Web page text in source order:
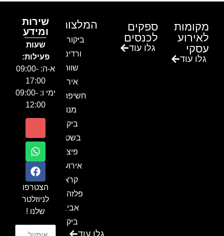
מקומות
לאירוע
עסקי
גלו עוד
ספקים
לכנסים
גלו עוד
המלצות
ביקור בגן
ורדים –
שווה!!
אירוע
חשיפה- זיו
מנור
ביקור
בשטח-
פיצ'ר
אירועים
קראון
פלזה תל
אביב-
ביקור
גלו עוד
שירות
ומידע
שעות
פעילות:
א-ה: 09:00-
17:00
ימי ו: 09:00-
12:00
הצטרפו
לניוזלטר
שלנו !